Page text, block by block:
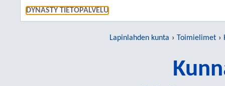
DYNASTY TIETOPALVELU
Lapinlahden kunta Toimielimet